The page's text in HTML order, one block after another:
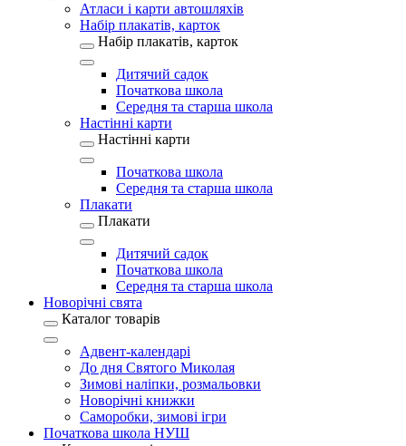
Атласи і карти автошляхів
Набір плакатів, карток
Набір плакатів, карток
Дитячий садок
Початкова школа
Середня та старша школа
Настінні карти
Настінні карти
Початкова школа
Середня та старша школа
Плакати
Плакати
Дитячий садок
Початкова школа
Середня та старша школа
Новорічні свята
Каталог товарів
Адвент-календарі
До дня Святого Миколая
Зимові наліпки, розмальовки
Новорічні книжки
Саморобки, зимові ігри
Початкова школа НУШ